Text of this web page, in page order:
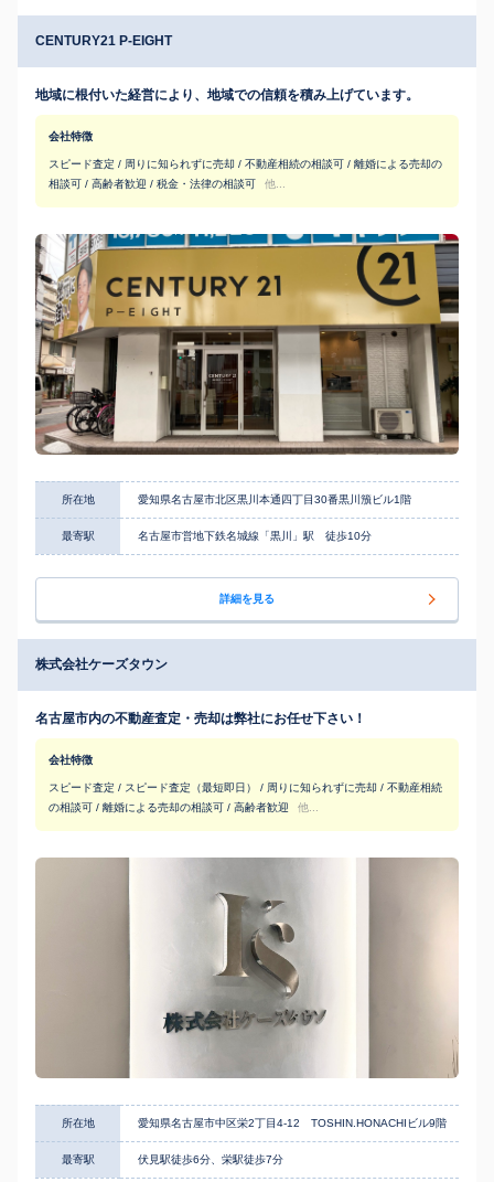
CENTURY21 P-EIGHT
地域に根付いた経営により、地域での信頼を積み上げています。
会社特徴
スピード査定 / 周りに知られずに売却 / 不動産相続の相談可 / 離婚による売却の
相談可 / 高齢者歓迎 / 税金・法律の相談可
他...
所在地 愛知県名古屋市北区黒川本通四丁目30番黒川籏ビル1階
最寄駅 名古屋市営地下鉄名城線「黒川」駅 徒歩10分
詳細を見る
株式会社ケーズタウン
名古屋市内の不動産査定・売却は弊社にお任せ下さい！
会社特徴
スピード査定 / スピード査定（最短即日） / 周りに知られずに売却 / 不動産相続
の相談可 / 離婚による売却の相談可 / 高齢者歓迎
他...
所在地 愛知県名古屋市中区栄2丁目4-12 TOSHIN.HONACHIビル9階
最寄駅 伏見駅徒歩6分、栄駅徒歩7分